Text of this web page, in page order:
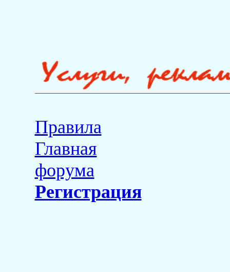
Правила
Главная
форума
Регистрация